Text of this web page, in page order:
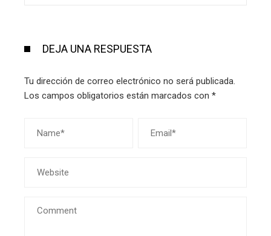
DEJA UNA RESPUESTA
Tu dirección de correo electrónico no será publicada.
Los campos obligatorios están marcados con *